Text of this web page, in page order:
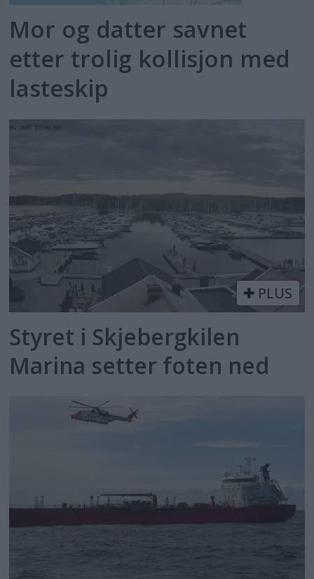
Mor og datter savnet
etter trolig kollisjon med
lasteskip
PLUS
Styret i Skjebergkilen
Marina setter foten ned